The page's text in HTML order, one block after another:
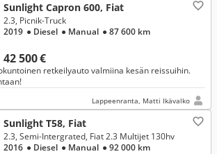
Sunlight Capron 600, Fiat
42 500 €
2.3, Picnik-Truck
2019 ● Diesel ● Manual ● 87 600 km
retkeilyauto valmiina kesän reissuihin.
Lappeenranta, Matti Ikävalko
Sunlight T58, Fiat
2.3, Semi-Intergrated, Fiat 2.3 Multijet 130hv
2016 ● Diesel ● Manual ● 92 000 km